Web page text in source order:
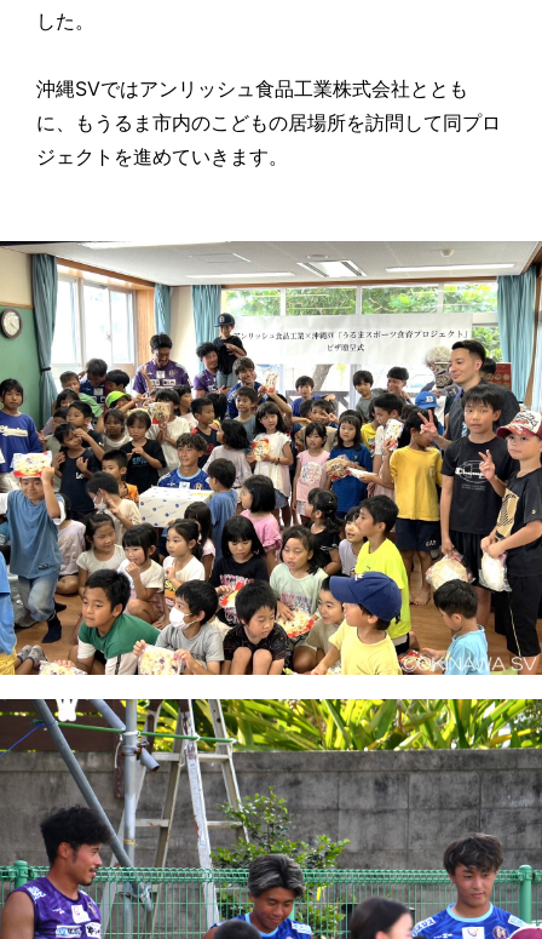
した。
沖縄SVではアンリッシュ食品工業株式会社ととも
に、もうるま市内のこどもの居場所を訪問して同プロ
ジェクトを進めていきます。